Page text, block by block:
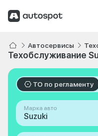
Автосервисы
Техобслуживание
ТО по регламенту
Марка авто
Suzuki